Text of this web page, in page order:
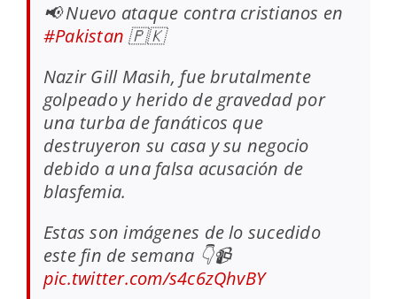
📢 Nuevo ataque contra cristianos en
#Pakistan 🇵🇰
Nazir Gill Masih, fue brutalmente
golpeado y herido de gravedad por
una turba de fanáticos que
destruyeron su casa y su negocio
debido a una falsa acusación de
blasfemia.
Estas son imágenes de lo sucedido
este fin de semana 👇📹
pic.twitter.com/s4c6zQhvBY